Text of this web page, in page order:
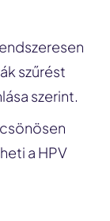
szűrést
szerint.
a HPV